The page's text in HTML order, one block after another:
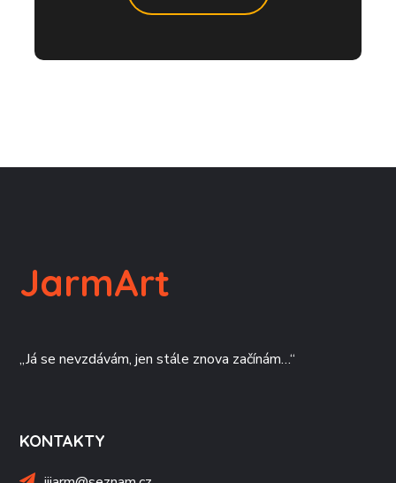
JarmArt
„Já se nevzdávám, jen stále znova začínám…“
KONTAKTY